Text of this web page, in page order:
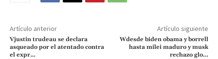
Artículo anterior
Vjustin trudeau se declara
asqueado por el atentado contra
el expr…
Artículo siguiente
Wdesde biden obama y borrell
hasta milei maduro y musk
rechazo glo…